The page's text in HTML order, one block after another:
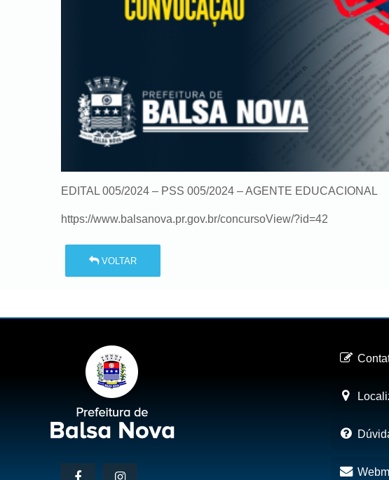
EDITAL 005/2024 – PSS 005/2024 – AGENTE EDUCACIONAL
https://www.balsanova.pr.gov.br/concursoView/?id=42
VOLTAR